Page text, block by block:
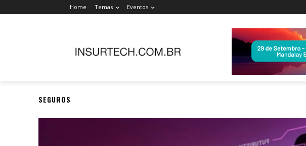
Home Temas Eventos
SEGUROS